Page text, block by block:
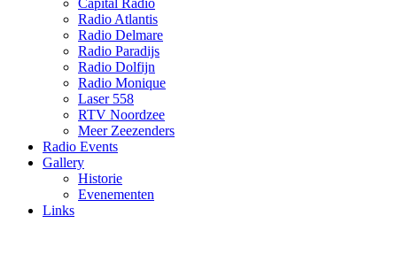
Capital Radio
Radio Atlantis
Radio Delmare
Radio Paradijs
Radio Dolfijn
Radio Monique
Laser 558
RTV Noordzee
Meer Zeezenders
Radio Events
Gallery
Historie
Evenementen
Links